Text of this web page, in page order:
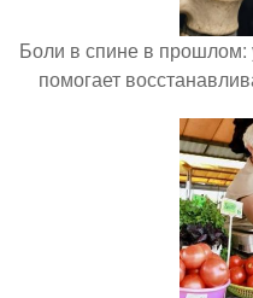
Боли в спине в прошлом:
помогает